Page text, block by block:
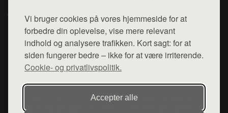
Vi bruger cookies på vores hjemmeside for at
forbedre din oplevelse, vise mere relevant
indhold og analysere trafikken. Kort sagt: for at
siden fungerer bedre – ikke for at være irriterende.
Cookie- og privatlivspolitik.
Accepter alle
Top Rabatter
Blog
Kontakt
Mail: hej@want.dk
Cookie- og privatlivspolitik
Denne side er en del af want.dk, der udgiver en række
hjemmesider med præsentation af forskellige produkter fra